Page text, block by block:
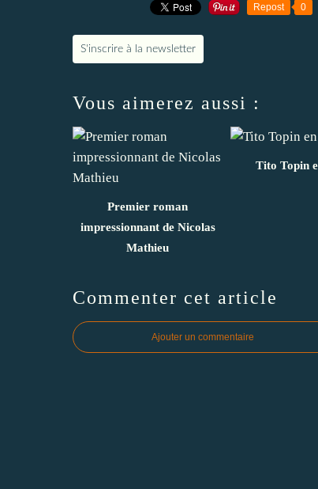
Repost 0
S'inscrire à la newsletter
Vous aimerez aussi :
Premier roman
impressionnant de Nicolas
Mathieu
Tito Topin
Commenter cet article
Ajouter un commentaire